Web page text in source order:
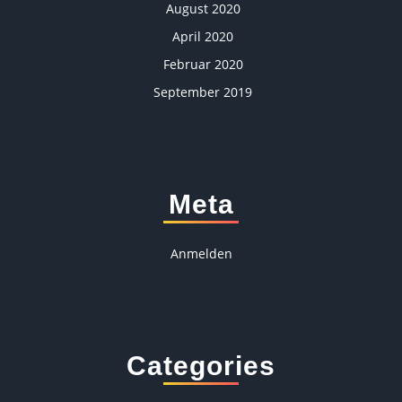
August 2020
April 2020
Februar 2020
September 2019
Meta
Anmelden
Categories